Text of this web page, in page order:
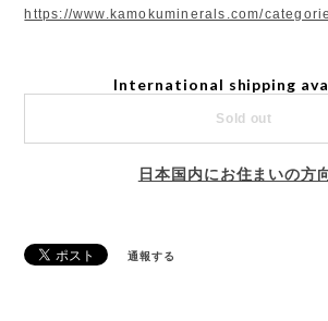
https://www.kamokuminerals.com/
International shipping
Sold out
日本国内にお住まいの方
通報する